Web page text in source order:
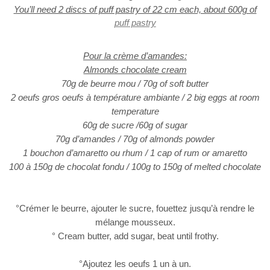
You’ll need 2 discs of puff pastry of 22 cm each, about 600g of
puff pastry
Pour la crème d’amandes:
Almonds chocolate cream
70g de beurre mou / 70g of soft butter
2 oeufs gros oeufs à température ambiante / 2 big eggs at room
temperature
60g de sucre /60g of sugar
70g d’amandes / 70g of almonds powder
1 bouchon d’amaretto ou rhum / 1 cap of rum or amaretto
100 à 150g de chocolat fondu / 100g to 150g of melted chocolate
°Crémer le beurre, ajouter le sucre, fouettez jusqu’à rendre le
mélange mousseux.
° Cream butter, add sugar, beat until frothy.
°Ajoutez les oeufs 1 un à un.